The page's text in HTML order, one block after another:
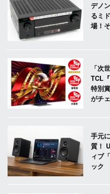
デノ
るミ
場！
「次
TCL
特別
がチ
手元
質！
ィブ
ック